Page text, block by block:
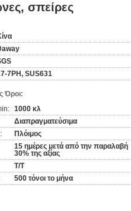
σπείρες
7PH, SUS631
Όροι:
1000 κλ
Διαπραγματεύσιμα
Πλόιμος
15 ημέρες μετά από την παραλαβή
30% της αξίας
T/T
500 τόνοι το μήνα